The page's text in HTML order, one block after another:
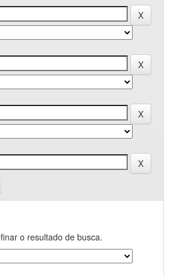
o resultado de busca.